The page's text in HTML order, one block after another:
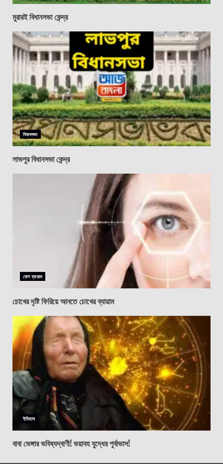
মুরারই বিধানসভা কেন্দ্র
বিধানসভা
লাভপুর বিধানসভা কেন্দ্র
যোগ ব্যায়াম
চোখের দৃষ্টি ফিরিয়ে আনতে চোখের ব্যায়াম
ইতিহাস
বাবা ভেঙ্গার ভবিষ্যদ্বাণী! ভয়াবহ যুদ্ধের পূর্বাভাস!